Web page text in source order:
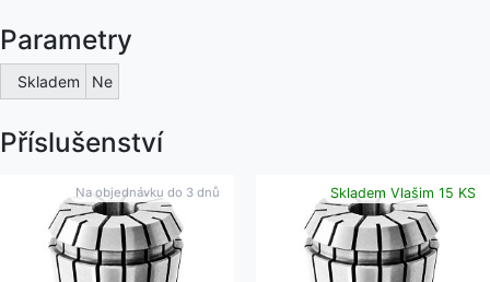
Parametry
Skladem Ne
Příslušenství
Na objednávku do 3 dnů Skladem Vlašim 15 KS